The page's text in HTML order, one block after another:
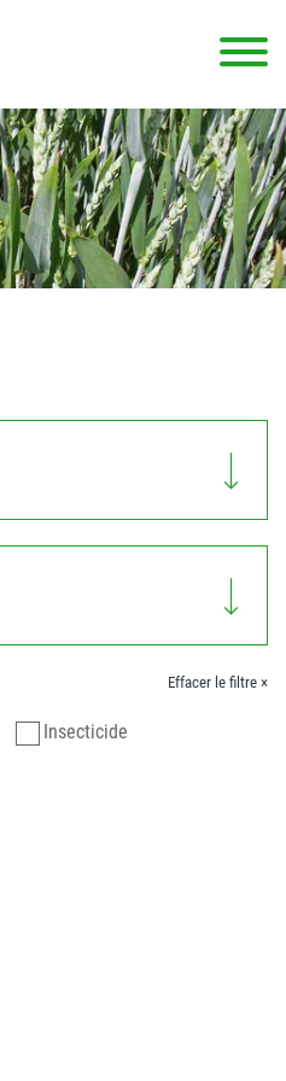
Effacer le filtre ×
Insecticide